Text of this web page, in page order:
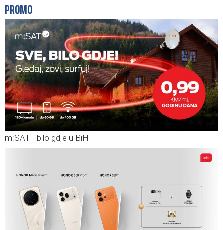
PROMO
m:SAT - bilo gdje u BiH